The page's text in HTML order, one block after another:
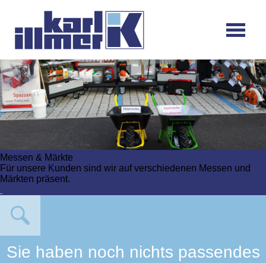
Messen & Märkte
Für unsere Kunden sind wir auf verschiedenen Messen und
Märkten präsent.
Sie haben noch nichts passendes